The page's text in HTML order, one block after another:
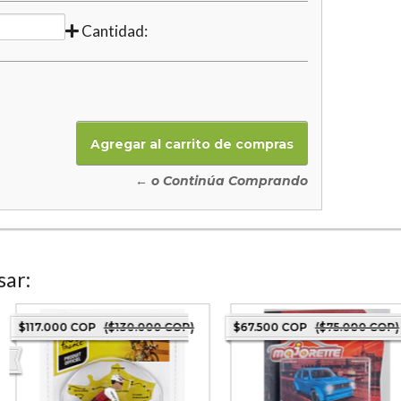
Cantidad:
← o Continúa Comprando
$117.000 COP ($130.000 COP) $67.500 COP ($75.000 COP)